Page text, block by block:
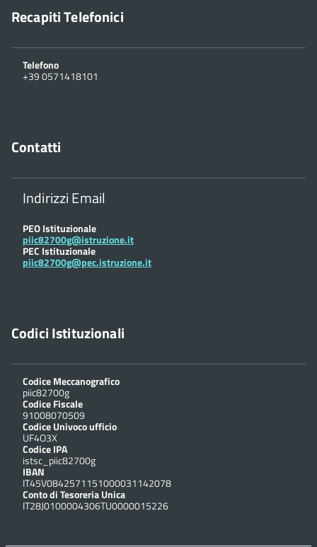
Recapiti Telefonici
Telefono
+39 0571418101
Contatti
Indirizzi Email
PEO Istituzionale
piic82700g@istruzione.it
PEC Istituzionale
piic82700g@pec.istruzione.it
Codici Istituzionali
Codice Meccanografico
piic82700g
Codice Fiscale
91008070509
Codice Univoco ufficio
UF4O3X
Codice IPA
istsc_piic82700g
IBAN
IT45V0842571151000031142078
Conto di Tesoreria Unica
IT28J0100004306TU0000015226